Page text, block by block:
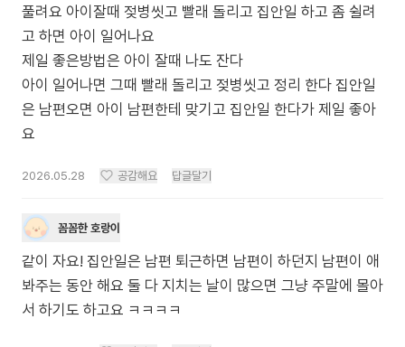
풀려요 아이잘때 젖병씻고 빨래 돌리고 집안일 하고 좀 쉴려
고 하면 아이 일어나요
제일 좋은방법은 아이 잘때 나도 잔다
아이 일어나면 그때 빨래 돌리고 젖병씻고 정리 한다 집안일
은 남편오면 아이 남편한테 맞기고 집안일 한다가 제일 좋아
요
2026.05.28 공감해요 답글달기
꼼꼼한 호랑이
같이 자요! 집안일은 남편 퇴근하면 남편이 하던지 남편이 애
봐주는 동안 해요 둘 다 지치는 날이 많으면 그냥 주말에 몰아
서 하기도 하고요 ㅋㅋㅋㅋ